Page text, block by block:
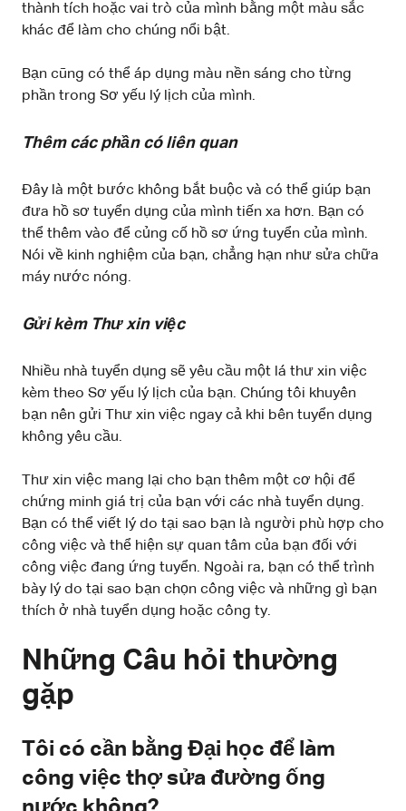
thành tích hoặc vai trò của mình bằng một màu sắc
khác để làm cho chúng nổi bật.
Bạn cũng có thể áp dụng màu nền sáng cho từng
phần trong Sơ yếu lý lịch của mình.
Thêm các phần có liên quan
Đây là một bước không bắt buộc và có thể giúp bạn
đưa hồ sơ tuyển dụng của mình tiến xa hơn. Bạn có
thể thêm vào để củng cố hồ sơ ứng tuyển của mình.
Nói về kinh nghiệm của bạn, chẳng hạn như sửa chữa
máy nước nóng.
Gửi kèm Thư xin việc
Nhiều nhà tuyển dụng sẽ yêu cầu một lá thư xin việc
kèm theo Sơ yếu lý lịch của bạn. Chúng tôi khuyên
bạn nên gửi Thư xin việc ngay cả khi bên tuyển dụng
không yêu cầu.
Thư xin việc mang lại cho bạn thêm một cơ hội để
chứng minh giá trị của bạn với các nhà tuyển dụng.
Bạn có thể viết lý do tại sao bạn là người phù hợp cho
công việc và thể hiện sự quan tâm của bạn đối với
công việc đang ứng tuyển. Ngoài ra, bạn có thể trình
bày lý do tại sao bạn chọn công việc và những gì bạn
thích ở nhà tuyển dụng hoặc công ty.
Những Câu hỏi thường
gặp
Tôi có cần bằng Đại học để làm
công việc thợ sửa đường ống